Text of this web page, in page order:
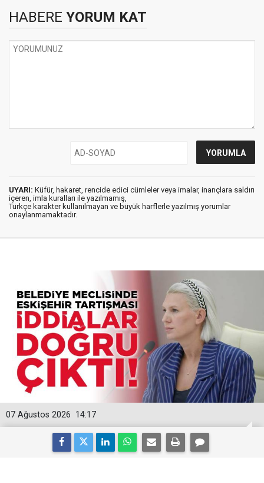
HABERE YORUM KAT
UYARI: Küfür, hakaret, rencide edici cümleler veya imalar, inançlara saldırı
içeren, imla kuralları ile yazılmamış,
Türkçe karakter kullanılmayan ve büyük harflerle yazılmış yorumlar
onaylanmamaktadır.
14:17
07 Ağustos 2026